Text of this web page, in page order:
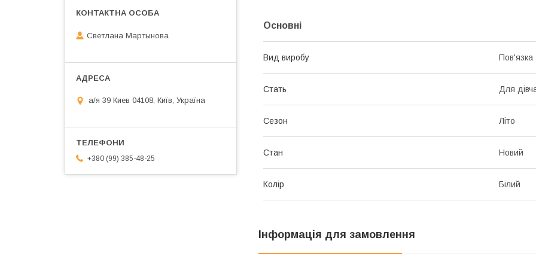
Основні
Вид виробу Пов'язка
Стать Для
Сезон Літо
Стан Новий
Колір Білий
Інформація для замовлення
Светлана Мартынова
а/я 39 Киев 04108, Київ, Україна
+380 (99) 385-48-25